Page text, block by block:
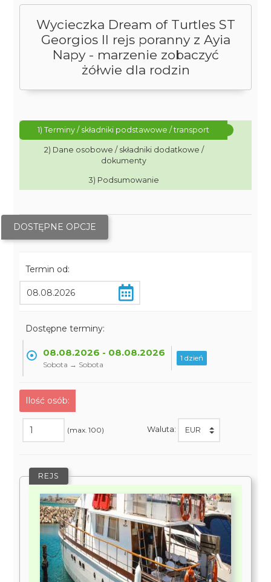
Wycieczka Dream of Turtles ST
Georgios II rejs poranny z Ayia
Napy - marzenie zobaczyć
żółwie dla rodzin
1) Terminy / składniki podstawowe / transport
2) Dane osobowe / składniki dodatkowe /
dokumenty
3) Podsumowanie
DOSTĘPNE OPCJE
Termin od:
Dostępne terminy:
08.08.2026 - 08.08.2026
Sobota → Sobota
1 dzień
Ilość osób:
(max. 100) Waluta:
REJS